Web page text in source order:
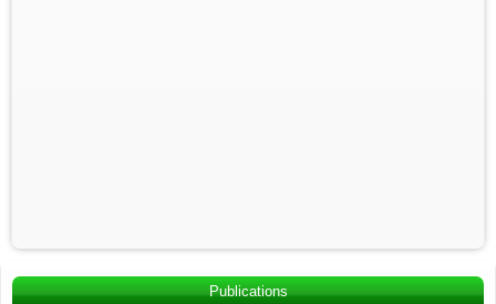
Publications